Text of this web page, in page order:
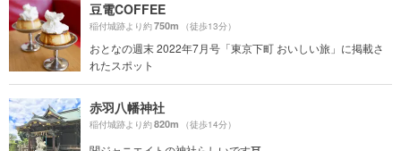
豆電COFFEE
稲付城跡より約750m （徒歩13分）
おとなの週末 2022年7月号「東京下町 おいしい旅」に掲載さ
れたスポット
赤羽八幡神社
稲付城跡より約820m （徒歩14分）